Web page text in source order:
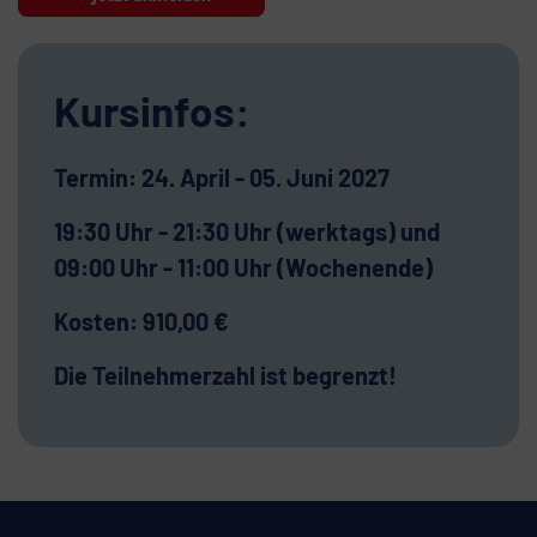
Kursinfos:
Termin: 24. April - 05. Juni 2027
19:30 Uhr - 21:30 Uhr (werktags) und
09:00 Uhr - 11:00 Uhr (Wochenende)
Kosten: 910,00 €
Die Teilnehmerzahl ist begrenzt!